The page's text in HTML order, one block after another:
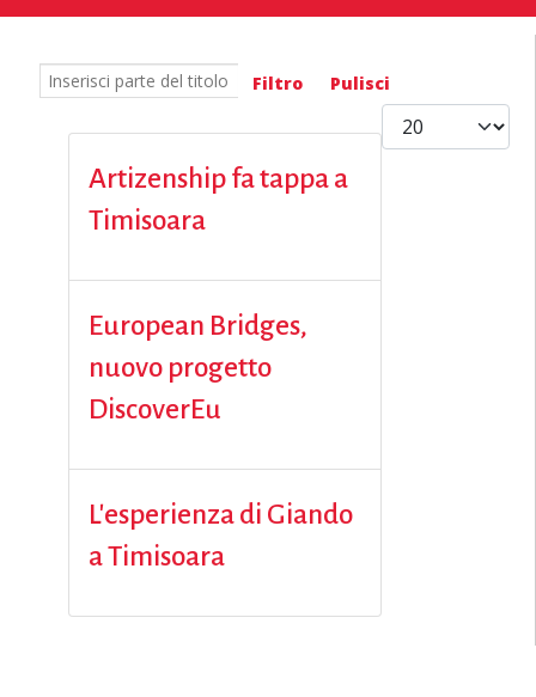
Inserisci parte del titolo Filtro Pulisci
Visualizza #
Artizenship fa tappa a
Timisoara
European Bridges,
nuovo progetto
DiscoverEu
L'esperienza di Giando
a Timisoara